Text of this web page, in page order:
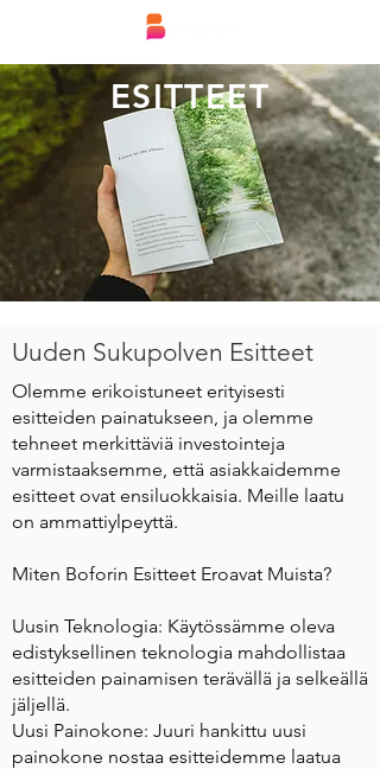
ESITTEET
Uuden Sukupolven Esitteet
Olemme erikoistuneet erityisesti
esitteiden painatukseen, ja olemme
tehneet merkittäviä investointeja
varmistaaksemme, että asiakkaidemme
esitteet ovat ensiluokkaisia. Meille laatu
on ammattiylpeyttä.
Miten Boforin Esitteet Eroavat Muista?
Uusin Teknologia: Käytössämme oleva
edistyksellinen teknologia mahdollistaa
esitteiden painamisen terävällä ja selkeällä
jäljellä.
Uusi Painokone: Juuri hankittu uusi
painokone nostaa esitteidemme laatua